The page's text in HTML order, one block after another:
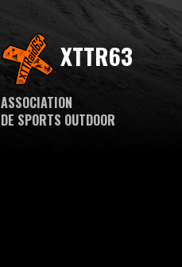
XTTR63
ASSOCIATION
DE SPORTS OUTDOOR